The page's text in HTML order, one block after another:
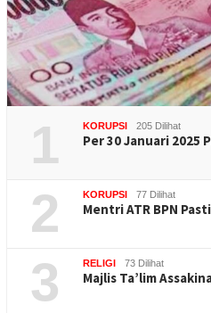
1 KORUPSI 205 Dilihat
Per 30 Januari 2025
2 KORUPSI 77 Dilihat
Mentri ATR BPN
3 RELIGI 73 Dilihat
Majlis Ta’lim